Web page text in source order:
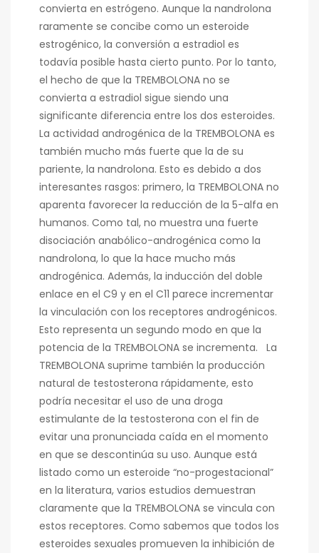
convierta en estrógeno. Aunque la nandrolona
raramente se concibe como un esteroide
estrogénico, la conversión a estradiol es
todavía posible hasta cierto punto. Por lo tanto,
el hecho de que la TREMBOLONA no se
convierta a estradiol sigue siendo una
significante diferencia entre los dos esteroides.
La actividad androgénica de la TREMBOLONA es
también mucho más fuerte que la de su
pariente, la nandrolona. Esto es debido a dos
interesantes rasgos: primero, la TREMBOLONA no
aparenta favorecer la reducción de la 5-alfa en
humanos. Como tal, no muestra una fuerte
disociación anabólico-androgénica como la
nandrolona, lo que la hace mucho más
androgénica. Además, la inducción del doble
enlace en el C9 y en el C11 parece incrementar
la vinculación con los receptores androgénicos.
Esto representa un segundo modo en que la
potencia de la TREMBOLONA se incrementa. La
TREMBOLONA suprime también la producción
natural de testosterona rápidamente, esto
podría necesitar el uso de una droga
estimulante de la testosterona con el fin de
evitar una pronunciada caída en el momento
en que se descontinúa su uso. Aunque está
listado como un esteroide “no-progestacional”
en la literatura, varios estudios demuestran
claramente que la TREMBOLONA se vincula con
estos receptores. Como sabemos que todos los
esteroides sexuales promueven la inhibición de